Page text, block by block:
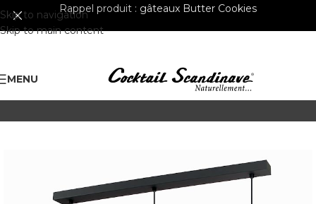
Skip to navigation
Skip to main content
Rappel produit : gâteaux Butter Cookies
MENU